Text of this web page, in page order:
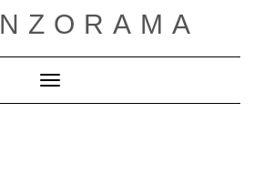
Cambiar modo de navegación